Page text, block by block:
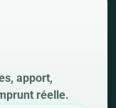
apport,
réelle.